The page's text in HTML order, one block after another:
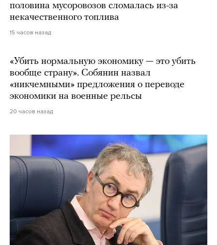
половина мусоровозов сломалась из-за
некачественного топлива
15 часов назад
«Убить нормальную экономику — это убить
вообще страну». Собянин назвал
«никчемными» предложения о переводе
экономики на военные рельсы
20 часов назад